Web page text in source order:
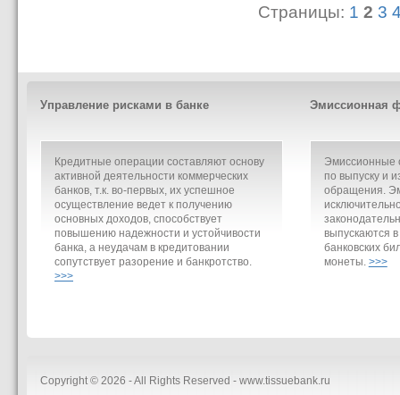
Страницы: 1 2 3
Управление рисками в банке
Кредитные операции составляют основу
активной деятельности коммерческих
банков, т.к. во-первых, их успешное
осуществление ведет к получению
основных доходов, способствует
повышению надежности и устойчивости
банка, а неудачам в кредитовании
сопутствует разорение и банкротство.
>>>
Эмиссионная
Эмиссионные
по выпуску и
обращения.
выпускаются
банковских
монеты. >>>
Copyright © 2026 - All Rights Reserved - www.tissuebank.ru